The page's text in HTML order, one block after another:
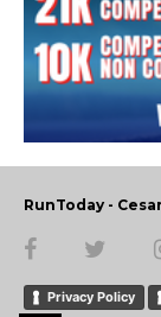
RunToday -
Privacy Policy